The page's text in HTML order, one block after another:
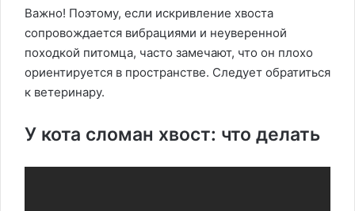
Важно! Поэтому, если искривление хвоста
сопровождается вибрациями и неуверенной
походкой питомца, часто замечают, что он плохо
ориентируется в пространстве. Следует обратиться
к ветеринару.
У кота сломан хвост: что делать